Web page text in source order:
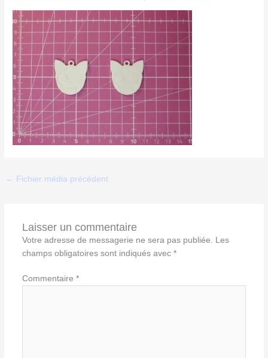
← Fichier média précédent
Laisser un commentaire
Votre adresse de messagerie ne sera pas publiée.
Les
champs obligatoires sont indiqués avec *
Commentaire *